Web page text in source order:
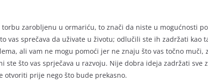
torbu zarobljenu u ormariću, to znači da niste u mogućnosti
vas sprečava da uživate u životu; odlučili ste ih zadržati kao
ali vam ne mogu pomoći jer ne znaju što vas točno muči,
ste što vas sprječava u razvoju. Nije dobra ideja zadržati sve
otvoriti prije nego što bude prekasno.